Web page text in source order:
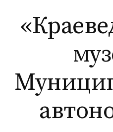
содержимому